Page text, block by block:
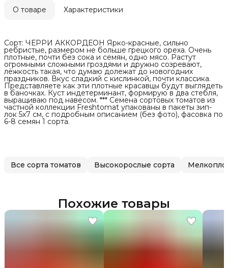
О товаре Характеристики
Сорт: ЧЕРРИ АККОРДЕОН Ярко-красные, сильно
ребристые, размером не больше грецкого ореха. Очень
плотные, почти без сока и семян, одно мясо. Растут
огромными сложными гроздями и дружно созревают,
лёжкость такая, что думаю долежат до новогодних
праздников. Вкус сладкий с кислинкой, почти классика.
Представляете как эти плотные красавцы будут выглядеть
в баночках. Куст индетерминант, формирую в два стебля,
выращиваю под навесом. *** Семена сортовых томатов из
частной коллекции Freshtomat упакованы в пакеты зип-
лок 5х7 см, с подробным описанием (без фото), фасовка по
6-8 семян 1 сорта.
Все сорта томатов Высокорослые сорта
Похожие товары